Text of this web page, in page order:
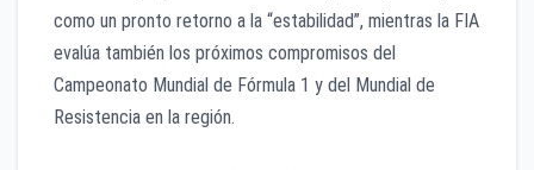
como un pronto retorno a la “estabilidad”, mientras la FIA
evalúa también los próximos compromisos del
Campeonato Mundial de Fórmula 1 y del Mundial de
Resistencia en la región.